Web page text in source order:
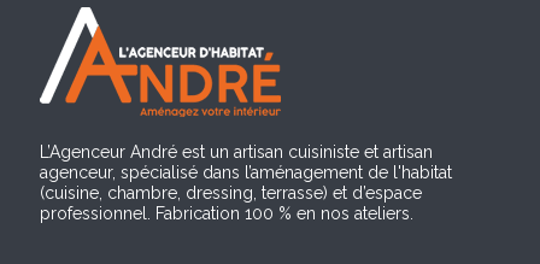
L’Agenceur André est un artisan cuisiniste et artisan
agenceur, spécialisé dans l’aménagement de l'habitat
(cuisine, chambre, dressing, terrasse) et d’espace
professionnel. Fabrication 100 % en nos ateliers.